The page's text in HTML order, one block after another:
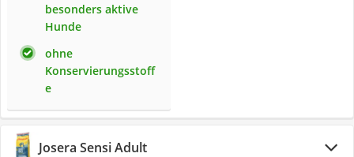
besonders aktive
Hunde
ohne
Konservierungsstoff
e
Josera Sensi Adult